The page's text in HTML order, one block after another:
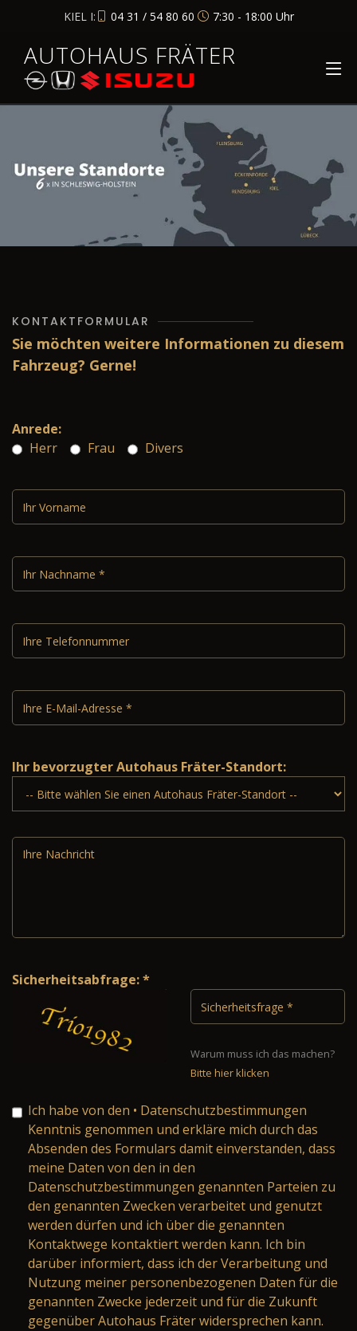
KIEL I: 04 31 / 54 80 60 7:30 - 18:00 Uhr
AUTOHAUS FRÄTER
KONTAKTFORMULAR
Sie möchten weitere Informationen zu diesem
Fahrzeug? Gerne!
Anrede:
Herr
Frau Divers
Ihr bevorzugter Autohaus Fräter-Standort:
Sicherheitsabfrage: *
Warum muss ich das machen?
Bitte hier klicken
Ich habe von den • Datenschutzbestimmungen
Kenntnis genommen und erkläre mich durch das
Absenden des Formulars damit einverstanden, dass
meine Daten von den in den
Datenschutzbestimmungen genannten Parteien zu
den genannten Zwecken verarbeitet und genutzt
werden dürfen und ich über die genannten
Kontaktwege kontaktiert werden kann. Ich bin
darüber informiert, dass ich der Verarbeitung und
Nutzung meiner personenbezogenen Daten für die
genannten Zwecke jederzeit und für die Zukunft
gegenüber Autohaus Fräter widersprechen kann.